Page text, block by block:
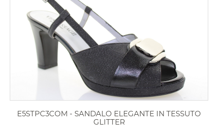
E5STPC3COM - SANDALO ELEGANTE IN TESSUTO
GLITTER